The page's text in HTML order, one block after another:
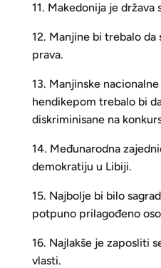
11. Makedonija je država
12. Manjine bi trebalo da
prava.
13. Manjinske
hendikepom trebalo bi
diskriminisane na
14. Međunarodna
demokratiju u Libiji.
15. Najbolje bi bilo
potpuno prilagođeno
16. Najlakše je zaposliti
vlasti.